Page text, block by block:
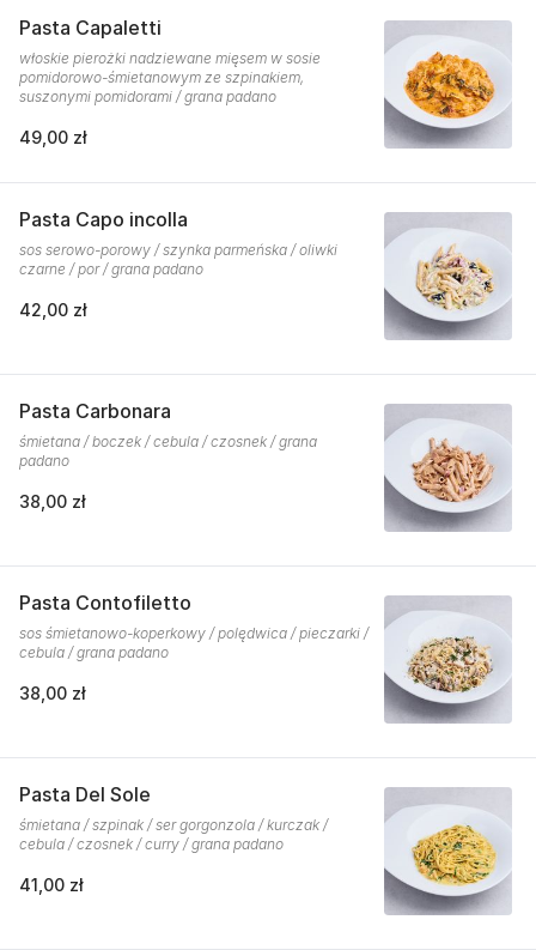
Pasta Capaletti
włoskie pierożki nadziewane mięsem w sosie
pomidorowo-śmietanowym ze szpinakiem,
suszonymi pomidorami / grana padano
49,00 zł
Pasta Capo incolla
sos serowo-porowy / szynka parmeńska / oliwki
czarne / por / grana padano
42,00 zł
Pasta Carbonara
śmietana / boczek / cebula / czosnek / grana
padano
38,00 zł
Pasta Contofiletto
sos śmietanowo-koperkowy / polędwica / pieczarki /
cebula / grana padano
38,00 zł
Pasta Del Sole
śmietana / szpinak / ser gorgonzola / kurczak /
cebula / czosnek / curry / grana padano
41,00 zł